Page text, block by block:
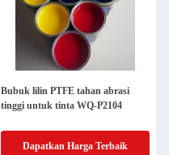
Bubuk lilin PTFE tahan abrasi
tinggi untuk tinta WQ-P2104
Dapatkan Harga Terbaik